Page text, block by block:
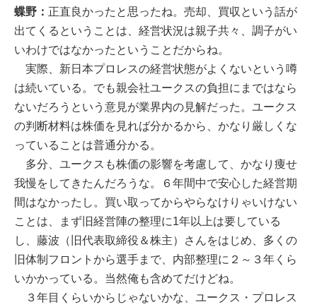
蝶野： 正直良かったと思ったね。売却、買収という話が
出てくるということは、経営状況は親子共々、調子がい
いわけではなかったということだからね。
実際、新日本プロレスの経営状態がよくないという噂
は続いている。でも親会社ユークスの負担にまではなら
ないだろうという意見が業界内の見解だった。ユークス
の判断材料は株価を見れば分かるから、かなり厳しくな
っていることは普通分かる。
多分、ユークスも株価の影響を考慮して、かなり痩せ
我慢をしてきたんだろうな。６年間中で安心した経営期
間はなかったし。買い取ってからやらなけりゃいけない
ことは、まず旧経営陣の整理に1年以上は要している
し、藤波（旧代表取締役＆株主）さんをはじめ、多くの
旧体制フロントから選手まで、内部整理に２～３年くら
いかかっている。当然俺も含めてだけどね。
３年目くらいからじゃないかな、ユークス・プロレス